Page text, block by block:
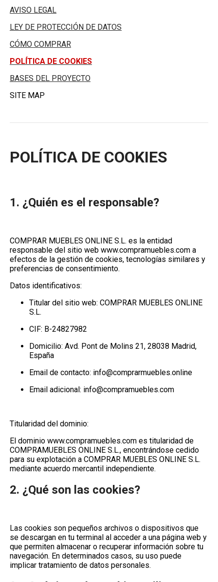
AVISO LEGAL
LEY DE PROTECCIÓN DE DATOS
CÓMO COMPRAR
POLÍTICA DE COOKIES
BASES DEL PROYECTO
SITE MAP
POLÍTICA DE COOKIES
1. ¿Quién es el responsable?
COMPRAR MUEBLES ONLINE S.L. es la entidad
responsable del sitio web www.compramuebles.com a
efectos de la gestión de cookies, tecnologías similares y
preferencias de consentimiento.
Datos identificativos:
Titular del sitio web: COMPRAR MUEBLES ONLINE
S.L.
CIF: B-24827982
Domicilio: Avd. Pont de Molins 21, 28038 Madrid,
España
Email de contacto: info@comprarmuebles.online
Email adicional: info@compramuebles.com
Titularidad del dominio:
El dominio www.compramuebles.com es titularidad de
COMPRAMUEBLES ONLINE S.L., encontrándose cedido
para su explotación a COMPRAR MUEBLES ONLINE S.L.
mediante acuerdo mercantil independiente.
2. ¿Qué son las cookies?
Las cookies son pequeños archivos o dispositivos que
se descargan en tu terminal al acceder a una página web y
que permiten almacenar o recuperar información sobre tu
navegación. En determinados casos, su uso puede
implicar tratamiento de datos personales.